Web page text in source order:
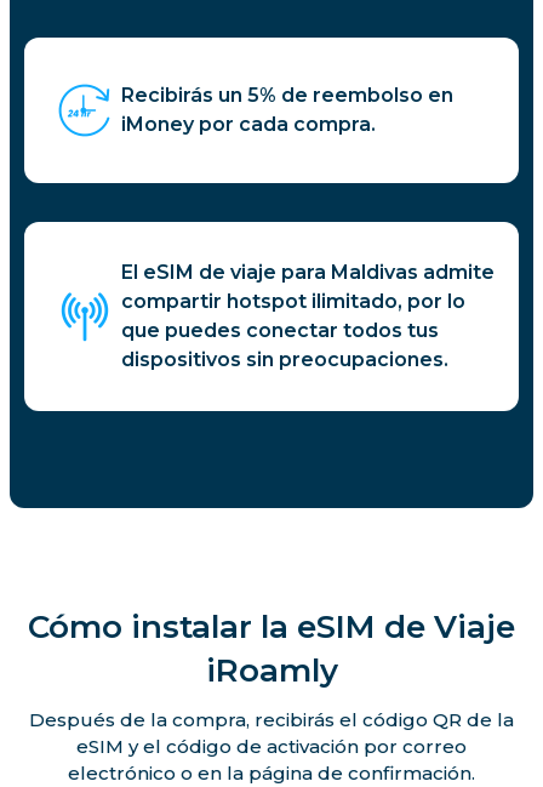
Recibirás un 5% de reembolso en
iMoney por cada compra.
El eSIM de viaje para Maldivas admite
compartir hotspot ilimitado, por lo
que puedes conectar todos tus
dispositivos sin preocupaciones.
Cómo instalar la eSIM de Viaje
iRoamly
Después de la compra, recibirás el código QR de la
eSIM y el código de activación por correo
electrónico o en la página de confirmación.